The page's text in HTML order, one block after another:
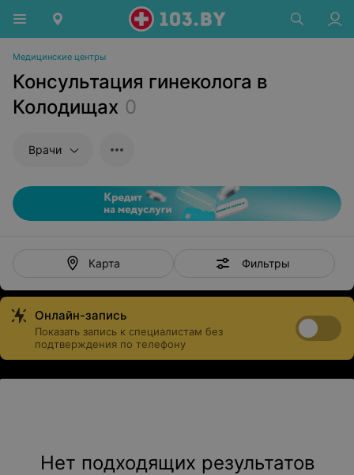
Медицинские центры
Консультация гинеколога в
Колодищах 0
Врачи
Карта Фильтры
Онлайн-запись
Показать запись к специалистам без
подтверждения по телефону
Нет подходящих результатов